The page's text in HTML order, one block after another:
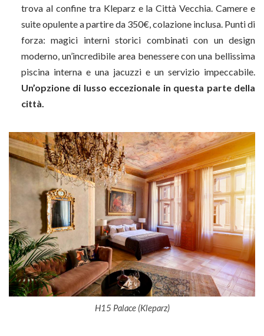
trova al confine tra Kleparz e la Città Vecchia. Camere e
suite opulente a partire da 350€, colazione inclusa. Punti di
forza: magici interni storici combinati con un design
moderno, un’incredibile area benessere con una bellissima
piscina interna e una jacuzzi e un servizio impeccabile.
Un’opzione di lusso eccezionale in questa parte della
città.
H15 Palace (Kleparz)